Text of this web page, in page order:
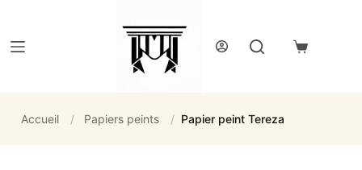
Panier
Accueil / Papiers peints / Papier peint Tereza